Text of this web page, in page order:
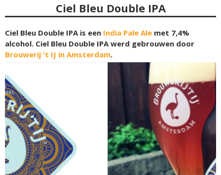
Ciel Bleu Double IPA
Ciel Bleu Double IPA is een India Pale Ale met 7,4%
alcohol. Ciel Bleu Double IPA werd gebrouwen door
Brouwerij 't IJ in Amsterdam.